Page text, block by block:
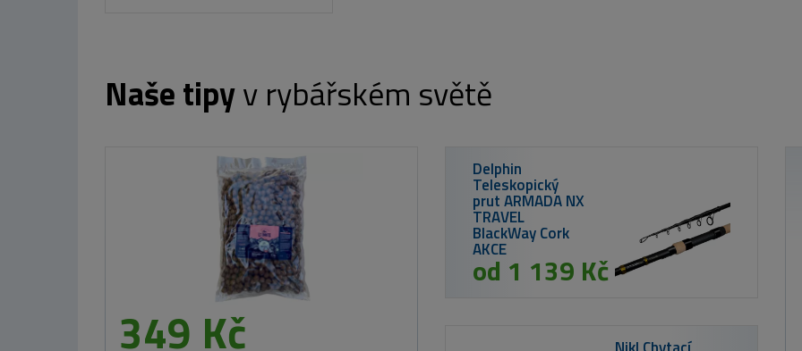
Naše tipyv rybářském světě
Kinetic Prsačky X4 St. Foot
od 3 460 Kč Carp II – 180
– 2dílný
674 Kč